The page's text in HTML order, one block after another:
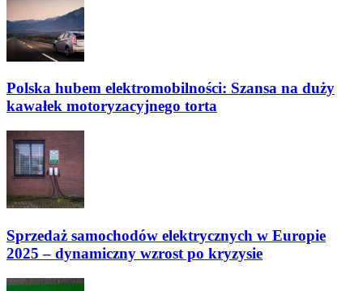
Polska hubem elektromobilności: Szansa na duży
kawałek motoryzacyjnego torta
Sprzedaż samochodów elektrycznych w Europie
2025 – dynamiczny wzrost po kryzysie